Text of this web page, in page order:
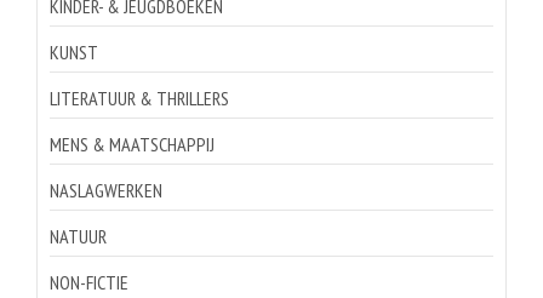
KINDER- & JEUGDBOEKEN
KUNST
LITERATUUR & THRILLERS
MENS & MAATSCHAPPIJ
NASLAGWERKEN
NATUUR
NON-FICTIE